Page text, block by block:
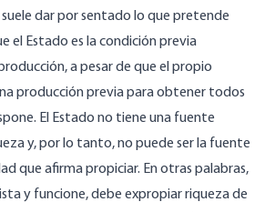
dar por sentado lo que pretende
el Estado es la condición previa
a pesar de que el propio
producción previa para obtener todos
El Estado no tiene una fuente
y, por lo tanto, no puede ser la fuente
que afirma propiciar. En otras palabras,
y funcione, debe expropiar riqueza de